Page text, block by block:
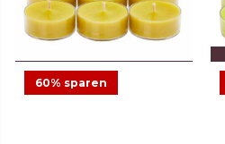
3
LEGEN
60% sparen